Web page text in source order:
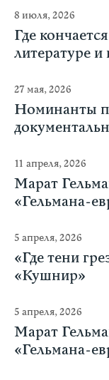
8 июля, 2026
Где
литературе
27 мая, 2026
Номинанты
11 апреля, 2026
Марат
«Гельмана-
5 апреля, 2026
«Где тени
«Кушнир»
5 апреля, 2026
Марат
«Гельмана-